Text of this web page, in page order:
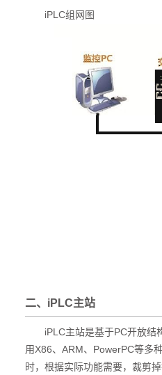
iPLC组网图
二、iPLC主站
iPLC主站是基于PC开放结
用X86、ARM、PowerPC等多
时，根据实际功能需要，裁剪